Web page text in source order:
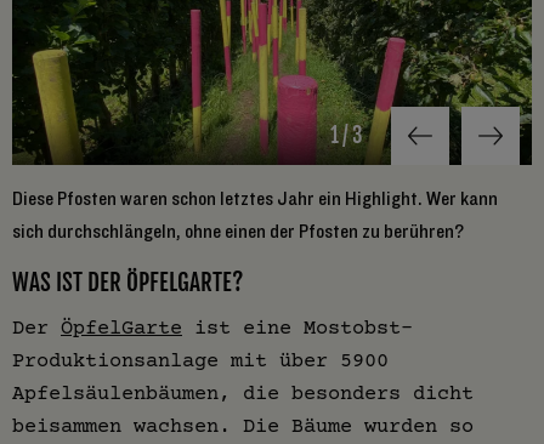
1/3
Diese Pfosten waren schon letztes Jahr ein Highlight. Wer kann
sich durchschlängeln, ohne einen der Pfosten zu berühren?
WAS IST DER ÖPFELGARTE?
Der ÖpfelGarte ist eine Mostobst-
Produktionsanlage mit über 5900
Apfelsäulenbäumen, die besonders dicht
beisammen wachsen. Die Bäume wurden so